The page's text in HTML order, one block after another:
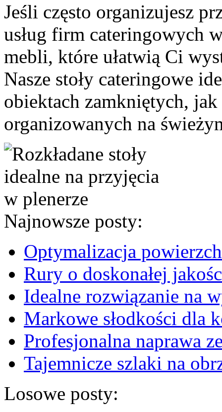
Jeśli często organizujesz
usług firm cateringowych
mebli, które ułatwią Ci
Nasze stoły cateringowe
obiektach zamkniętych,
organizowanych na
Najnowsze posty:
Optymalizacja
Rury o doskonałej
Idealne rozwiązanie na
Markowe słodkości dla
Profesjonalna naprawa
Tajemnicze szlaki na
Losowe posty: